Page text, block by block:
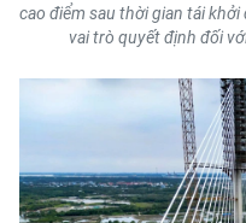
MEDIA CENTER
E-Magazine
Media Chính trị
cao điểm sau thời gian tái khởi
vai trò quyết định đối